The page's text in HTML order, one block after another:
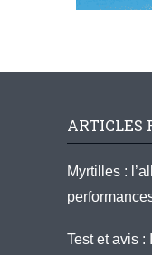
ARTICLES
Myrtilles :
Test et avis :